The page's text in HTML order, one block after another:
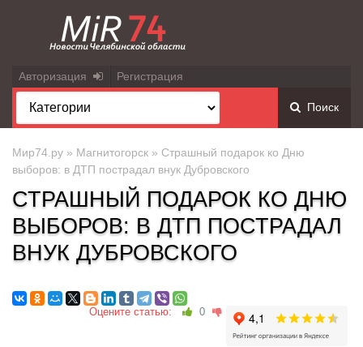
Авторизация Регистрация
Поиск
Мир74.ру » Магнитогорск » Страшный подарок ко Дню
выборов: в ДТП пострадал внук Дубровского
СТРАШНЫЙ ПОДАРОК КО ДНЮ
ВЫБОРОВ: В ДТП ПОСТРАДАЛ
ВНУК ДУБРОВСКОГО
Оцените статью: 0